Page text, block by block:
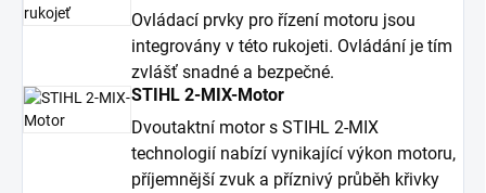
Ovládací prvky pro řízení motoru jsou
integrovány v této rukojeti. Ovládání je tím
zvlášť snadné a bezpečné.
STIHL 2-MIX-Motor
Dvoutaktní motor s STIHL 2-MIX
technologií nabízí vynikající výkon motoru,
příjemnější zvuk a příznivý průběh křivky